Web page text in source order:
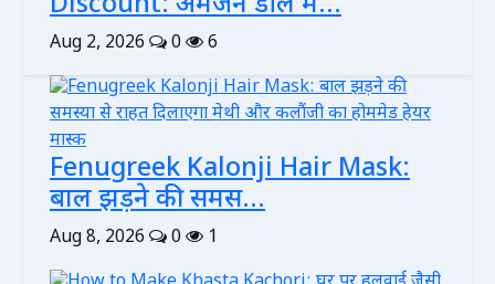
Aug 2, 2026 0 6
Fenugreek Kalonji Hair Mask:
बाल झड़ने की समस...
Aug 8, 2026 0 1